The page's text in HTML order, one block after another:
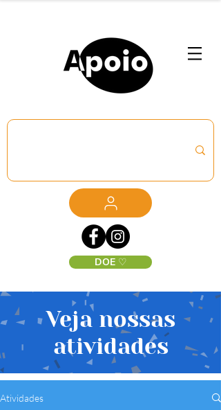
DOE ♡
Veja nossas
atividades
Atividades